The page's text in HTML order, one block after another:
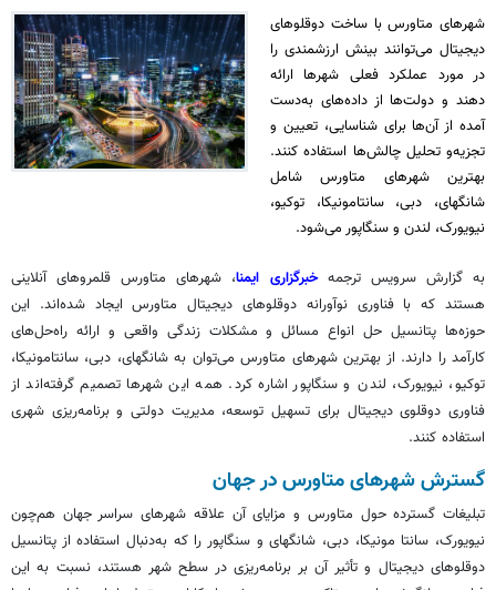
شهرهای متاورس با ساخت دوقلوهای
دیجیتال می‌توانند بینش ارزشمندی را
در مورد عملکرد فعلی شهرها ارائه
دهند و دولت‌ها از داده‌های به‌دست
آمده از آن‌ها برای شناسایی، تعیین و
تجزیه‌و تحلیل چالش‌ها استفاده کنند.
بهترین شهرهای متاورس شامل
شانگهای، دبی، سانتامونیکا، توکیو،
نیویورک، لندن و سنگاپور می‌شود.
به گزارش سرویس ترجمهخبرگزاری ایمنا، شهرهای متاورسقلمروهای آنلاینی
هستند که با فناوری نوآورانه دوقلوهای دیجیتال متاورسایجاد شده‌اند. این
حوزه‌ها پتانسیل حل انواع مسائل و مشکلات زندگی واقعی و ارائه راه‌حل‌های
کارآمد را دارند. از بهترین شهرهای متاورسمی‌توان به شانگهای، دبی، سانتامونیکا،
توکیو، نیویورک، لندن و سنگاپور اشاره کرد. همه این شهرها تصمیم گرفته‌اند از
فناوری دوقلوی دیجیتال برای تسهیل توسعه، مدیریت دولتی و برنامه‌ریزی شهری
استفاده کنند.
گسترش شهرهایمتاورسدر جهان
تبلیغات گسترده حول متاورس و مزایای آن علاقه شهرهای سراسر جهان هم‌چون
نیویورک، سانتا مونیکا، دبی، شانگهای و سنگاپور را که به‌دنبال استفاده از پتانسیل
دوقلوهای دیجیتال و تأثیر آن بر برنامه‌ریزی در سطح شهر هستند، نسبت به این